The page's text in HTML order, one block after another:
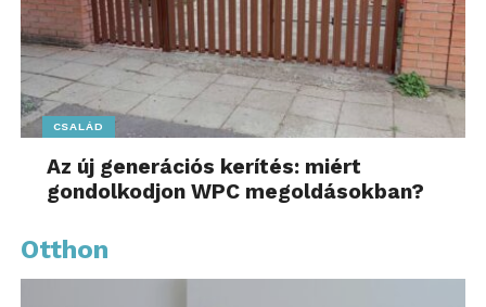
CSALÁD
Az új generációs kerítés: miért
gondolkodjon WPC megoldásokban?
Otthon